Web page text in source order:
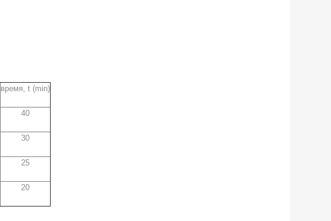
время, t (min)
40
30
25
20